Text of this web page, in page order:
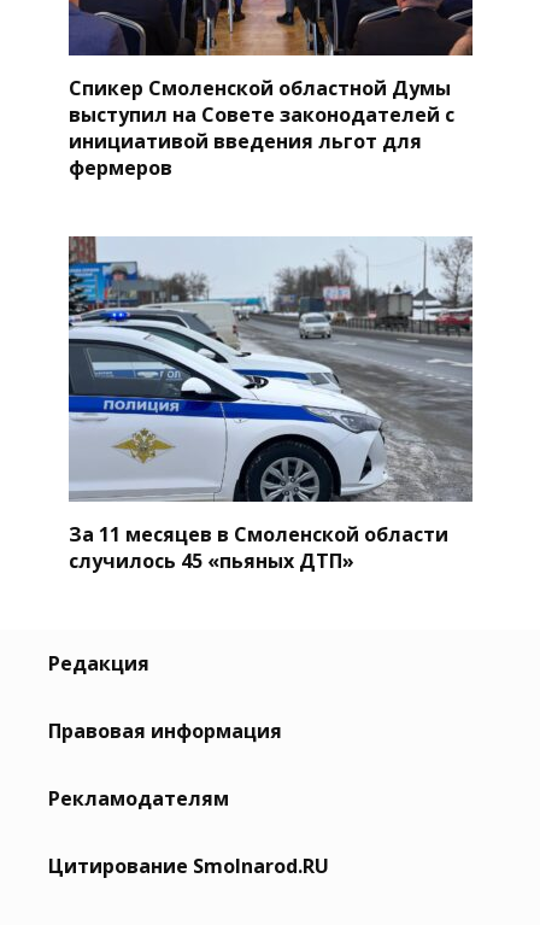
Спикер Смоленской областной Думы
выступил на Совете законодателей с
инициативой введения льгот для
фермеров
За 11 месяцев в Смоленской области
случилось 45 «пьяных ДТП»
Редакция
Правовая информация
Рекламодателям
Цитирование Smolnarod.RU